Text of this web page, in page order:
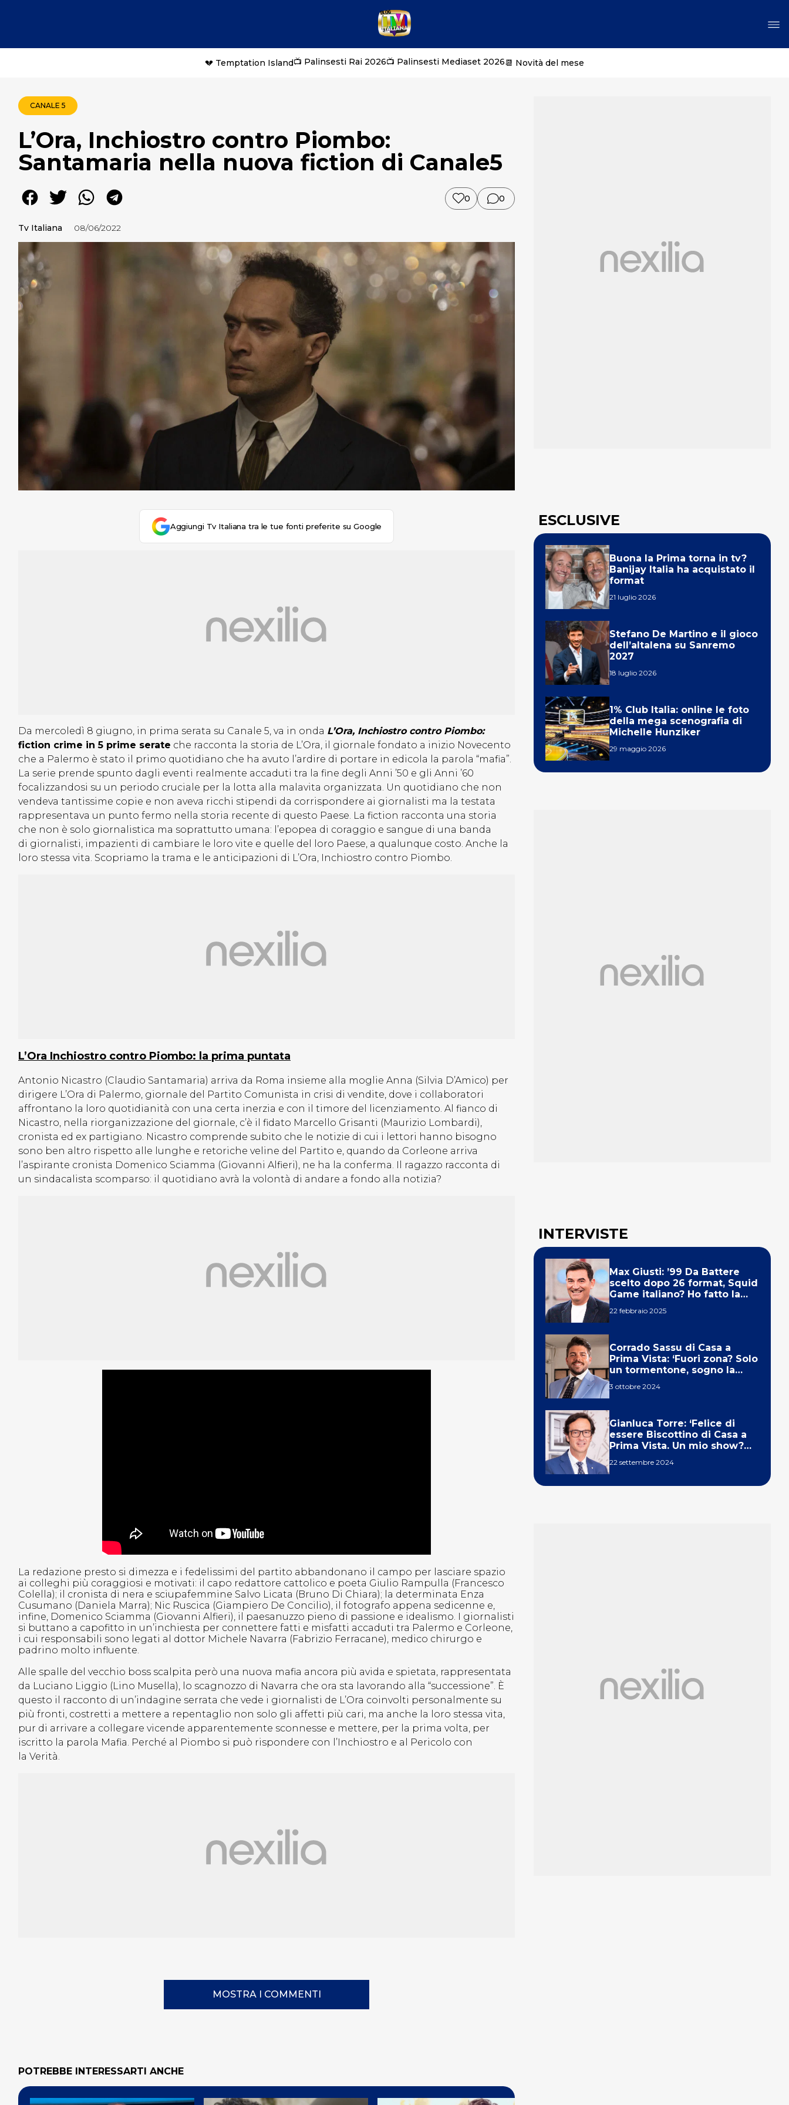
💔 Temptation Island📺 Palinsesti Rai 2026📺 Palinsesti Mediaset 2026📆 Novità del mese
CANALE 5
L’Ora, Inchiostro contro Piombo:
Santamaria nella nuova fiction di Canale5
0 0
Tv Italiana 08/06/2022
Aggiungi Tv Italiana tra le tue fonti preferite su Google
Da mercoledì 8 giugno, in prima serata su Canale 5, va in onda L’Ora, Inchiostro contro Piombo:
fiction crime in 5 prime serate che racconta la storia de L’Ora, il giornale fondato a inizio Novecento
che a Palermo è stato il primo quotidiano che ha avuto l’ardire di portare in edicola la parola “mafia”.
La serie prende spunto dagli eventi realmente accaduti tra la fine degli Anni ’50 e gli Anni ’60
focalizzandosi su un periodo cruciale per la lotta alla malavita organizzata. Un quotidiano che non
vendeva tantissime copie e non aveva ricchi stipendi da corrispondere ai giornalisti ma la testata
rappresentava un punto fermo nella storia recente di questo Paese. La fiction racconta una storia
che non è solo giornalistica ma soprattutto umana: l’epopea di coraggio e sangue di una banda
di giornalisti, impazienti di cambiare le loro vite e quelle del loro Paese, a qualunque costo. Anche la
loro stessa vita. Scopriamo la trama e le anticipazioni di L’Ora, Inchiostro contro Piombo.
L’Ora Inchiostro contro Piombo: la prima puntata
Antonio Nicastro (Claudio Santamaria) arriva da Roma insieme alla moglie Anna (Silvia D’Amico) per
dirigere L’Ora di Palermo, giornale del Partito Comunista in crisi di vendite, dove i collaboratori
affrontano la loro quotidianità con una certa inerzia e con il timore del licenziamento. Al fianco di
Nicastro, nella riorganizzazione del giornale, c’è il fidato Marcello Grisanti (Maurizio Lombardi),
cronista ed ex partigiano. Nicastro comprende subito che le notizie di cui i lettori hanno bisogno
sono ben altro rispetto alle lunghe e retoriche veline del Partito e, quando da Corleone arriva
l’aspirante cronista Domenico Sciamma (Giovanni Alfieri), ne ha la conferma. Il ragazzo racconta di
un sindacalista scomparso: il quotidiano avrà la volontà di andare a fondo alla notizia?
La redazione presto si dimezza e i fedelissimi del partito abbandonano il campo per lasciare spazio
ai colleghi più coraggiosi e motivati: il capo redattore cattolico e poeta Giulio Rampulla (Francesco
Colella); il cronista di nera e sciupafemmine Salvo Licata (Bruno Di Chiara); la determinata Enza
Cusumano (Daniela Marra); Nic Ruscica (Giampiero De Concilio), il fotografo appena sedicenne e,
infine, Domenico Sciamma (Giovanni Alfieri), il paesanuzzo pieno di passione e idealismo. I giornalisti
si buttano a capofitto in un’inchiesta per connettere fatti e misfatti accaduti tra Palermo e Corleone,
i cui responsabili sono legati al dottor Michele Navarra (Fabrizio Ferracane), medico chirurgo e
padrino molto influente.
Alle spalle del vecchio boss scalpita però una nuova mafia ancora più avida e spietata, rappresentata
da Luciano Liggio (Lino Musella), lo scagnozzo di Navarra che ora sta lavorando alla “successione”. È
questo il racconto di un’indagine serrata che vede i giornalisti de L’Ora coinvolti personalmente su
più fronti, costretti a mettere a repentaglio non solo gli affetti più cari, ma anche la loro stessa vita,
pur di arrivare a collegare vicende apparentemente sconnesse e mettere, per la prima volta, per
iscritto la parola Mafia. Perché al Piombo si può rispondere con l’Inchiostro e al Pericolo con
la Verità.
MOSTRA I COMMENTI
POTREBBE INTERESSARTI ANCHE
ESCLUSIVE
Buona la Prima torna in tv?
Banijay Italia ha acquistato il
format
21 luglio 2026
Stefano De Martino e il gioco
dell’altalena su Sanremo
2027
18 luglio 2026
1% Club Italia: online le foto
della mega scenografia di
Michelle Hunziker
29 maggio 2026
INTERVISTE
Max Giusti: ’99 Da Battere
scelto dopo 26 format, Squid
Game italiano? Ho fatto la
22 febbraio 2025
Corrado Sassu di Casa a
Prima Vista: ‘Fuori zona? Solo
un tormentone, sogno la
3 ottobre 2024
Gianluca Torre: ‘Felice di
essere Biscottino di Casa a
Prima Vista. Un mio show?
22 settembre 2024